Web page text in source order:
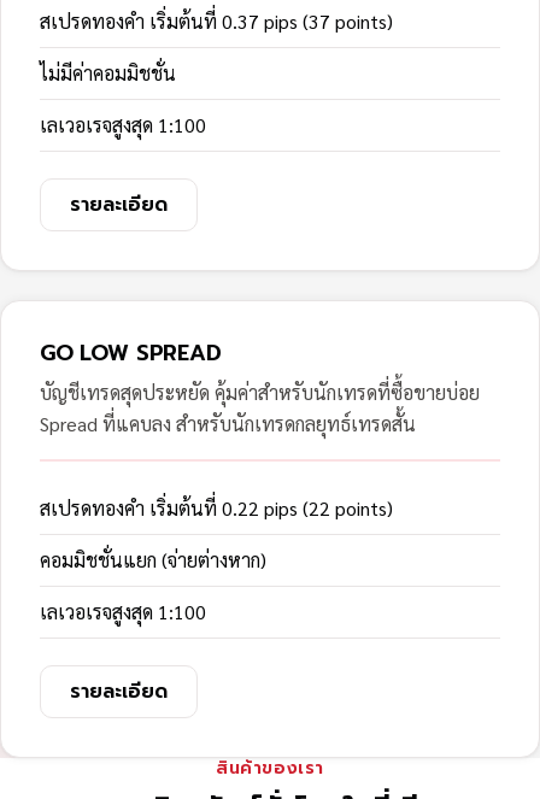
สเปรดทองคำ เริ่มต้นที่ 0.37 pips (37 points)
ไม่มีค่าคอมมิชชั่น
เลเวอเรจสูงสุด 1:100
รายละเอียด
GO LOW SPREAD
บัญชีเทรดสุดประหยัด คุ้มค่าสำหรับนักเทรดที่ซื้อขายบ่อย
Spread ที่แคบลง สำหรับนักเทรดกลยุทธ์เทรดสั้น
สเปรดทองคำ เริ่มต้นที่ 0.22 pips (22 points)
คอมมิชชั่นแยก (จ่ายต่างหาก)
เลเวอเรจสูงสุด 1:100
รายละเอียด
สินค้าของเรา